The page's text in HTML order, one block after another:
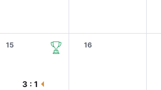
15
3 : 1
16